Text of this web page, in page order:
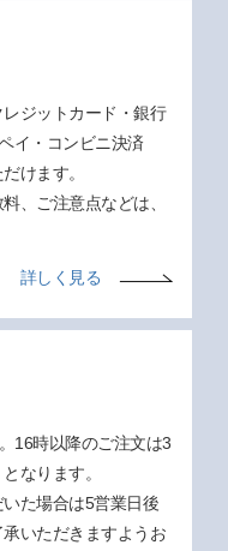
ジットカード・銀行
イ・コンビニ決済
けます。
、ご注意点などは、
詳しく見る
16時以降のご注文は3
なります。
た場合は5営業日後
いただきますようお